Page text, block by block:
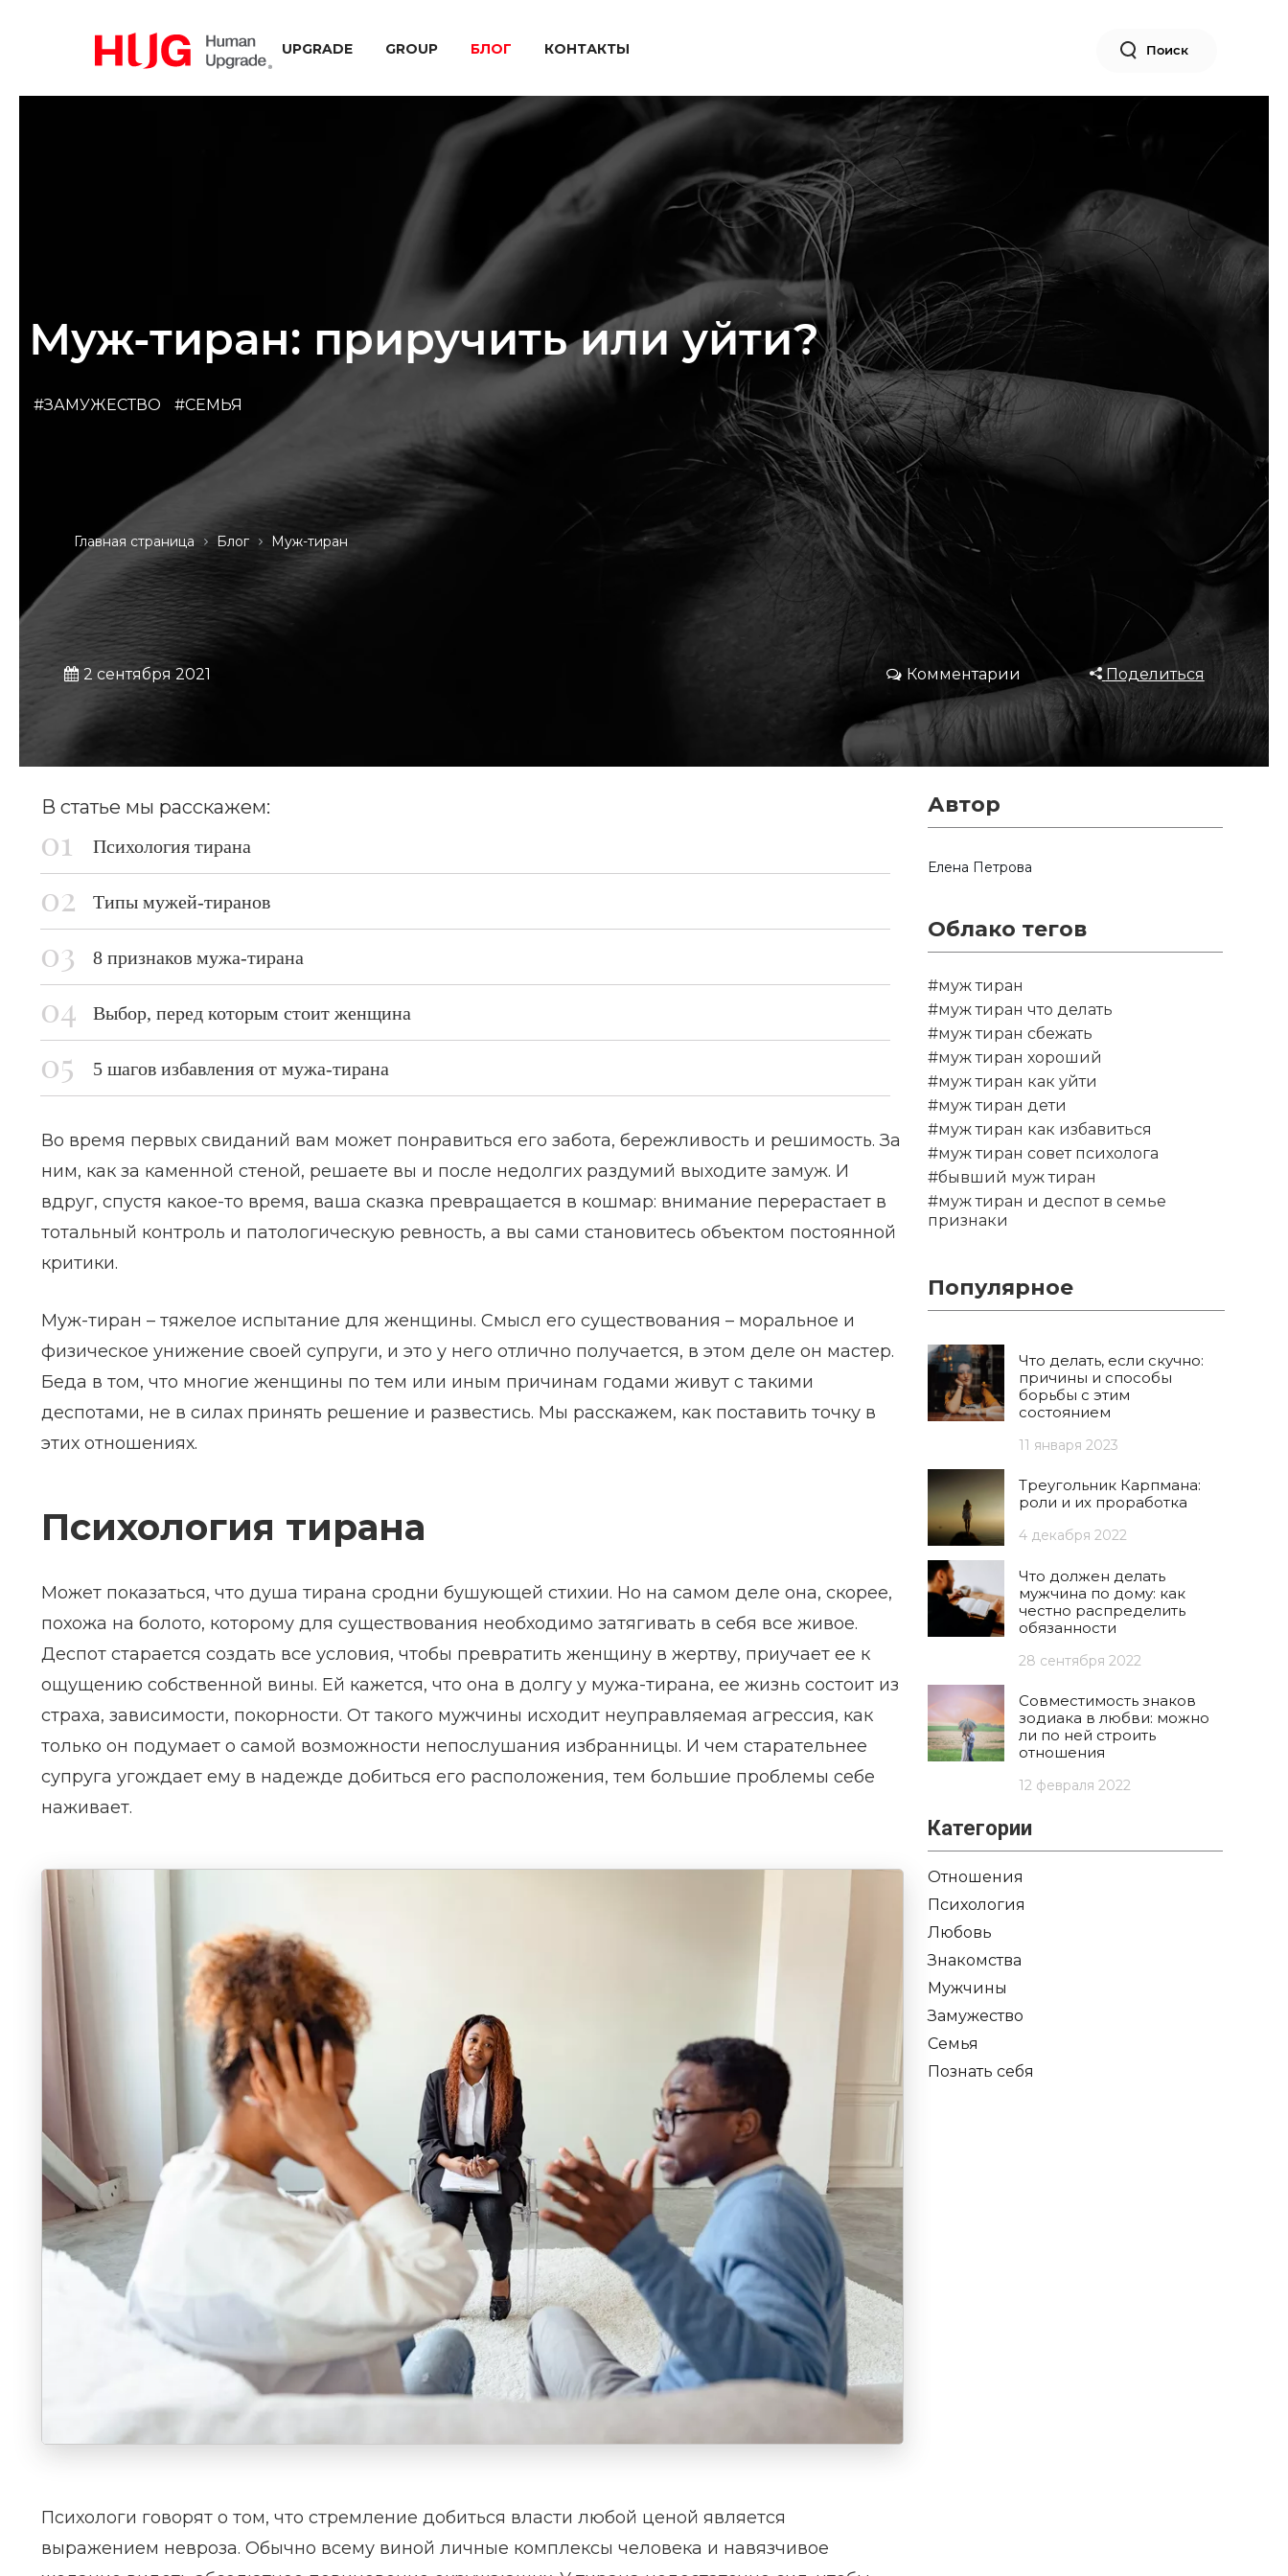
UPGRADE GROUP БЛОГ КОНТАКТЫ Поиск
Главная страница Блог Муж-тиран
Муж-тиран: приручить или уйти?
#ЗАМУЖЕСТВО #СЕМЬЯ
2 сентября 2021 Комментарии Поделиться
В статье мы расскажем:
Психология тирана
Типы мужей-тиранов
8 признаков мужа-тирана
Выбор, перед которым стоит женщина
5 шагов избавления от мужа-тирана
Во время первых свиданий вам может понравиться его забота, бережливость и решимость. За
ним, как за каменной стеной, решаете вы и после недолгих раздумий выходите замуж. И
вдруг, спустя какое-то время, ваша сказка превращается в кошмар: внимание перерастает в
тотальный контроль и патологическую ревность, а вы сами становитесь объектом постоянной
критики.
Муж-тиран – тяжелое испытание для женщины. Смысл его существования – моральное и
физическое унижение своей супруги, и это у него отлично получается, в этом деле он мастер.
Беда в том, что многие женщины по тем или иным причинам годами живут с такими
деспотами, не в силах принять решение и развестись. Мы расскажем, как поставить точку в
этих отношениях.
Психология тирана
Может показаться, что душа тирана сродни бушующей стихии. Но на самом деле она, скорее,
похожа на болото, которому для существования необходимо затягивать в себя все живое.
Деспот старается создать все условия, чтобы превратить женщину в жертву, приучает ее к
ощущению собственной вины. Ей кажется, что она в долгу у мужа-тирана, ее жизнь состоит из
страха, зависимости, покорности. От такого мужчины исходит неуправляемая агрессия, как
только он подумает о самой возможности непослушания избранницы. И чем старательнее
супруга угождает ему в надежде добиться его расположения, тем большие проблемы себе
наживает.
Психологи говорят о том, что стремление добиться власти любой ценой является
выражением невроза. Обычно всему виной личные комплексы человека и навязчивое
Автор
Елена Петрова
Облако тегов
#муж тиран
#муж тиран что делать
#муж тиран сбежать
#муж тиран хороший
#муж тиран как уйти
#муж тиран дети
#муж тиран как избавиться
#муж тиран совет психолога
#бывший муж тиран
#муж тиран и деспот в семье
признаки
Популярное
Что делать, если скучно:
причины и способы
борьбы с этим
состоянием
11 января 2023
Треугольник Карпмана:
роли и их проработка
4 декабря 2022
Что должен делать
мужчина по дому: как
честно распределить
обязанности
28 сентября 2022
Совместимость знаков
зодиака в любви: можно
ли по ней строить
отношения
12 февраля 2022
Категории
Отношения
Психология
Любовь
Знакомства
Мужчины
Замужество
Семья
Познать себя